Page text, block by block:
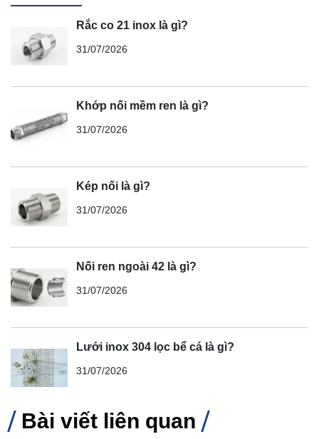
Rắc co 21 inox là gì?
31/07/2026
Khớp nối mềm ren là gì?
31/07/2026
Kép nối là gì?
31/07/2026
Nối ren ngoài 42 là gì?
31/07/2026
Lưới inox 304 lọc bể cá là gì?
31/07/2026
Bài viết liên quan